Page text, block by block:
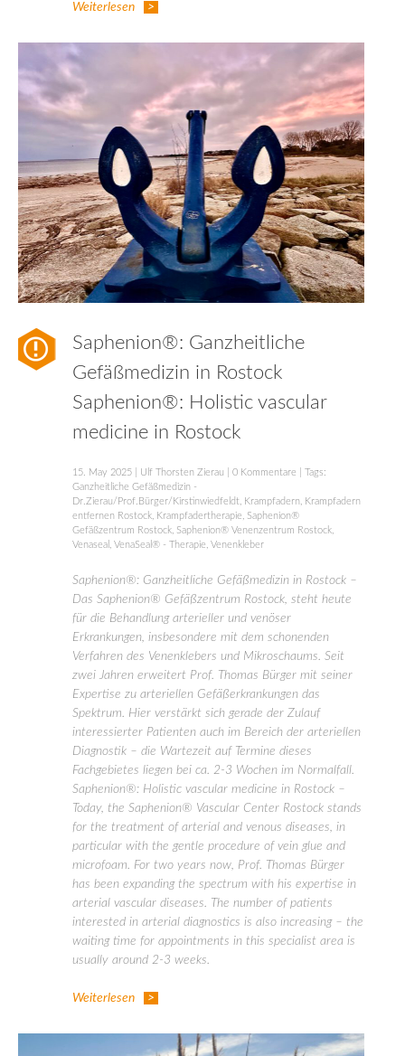
Weiterlesen
Saphenion®: Ganzheitliche
Gefäßmedizin in Rostock
Saphenion®: Holistic vascular
medicine in Rostock
15. May 2025 Ulf Thorsten Zierau 0 Kommentare | Tags:
Ganzheitliche Gefäßmedizin -
Dr.Zierau/Prof.Bürger/Kirstinwiedfeldt
Krampfadern
Krampfadern
entfernen Rostock
Krampfadertherapie
Saphenion®
Gefäßzentrum Rostock Saphenion® Venenzentrum Rostock
Venaseal
VenaSeal® - Therapie Venenkleber
Saphenion®: Ganzheitliche Gefäßmedizin in Rostock –
Das Saphenion® Gefäßzentrum Rostock, steht heute
für die Behandlung arterieller und venöser
Erkrankungen, insbesondere mit dem schonenden
Verfahren des Venenklebers und Mikroschaums. Seit
zwei Jahren erweitert Prof. Thomas Bürger mit seiner
Expertise zu arteriellen Gefäßerkrankungen das
Spektrum. Hier verstärkt sich gerade der Zulauf
interessierter Patienten auch im Bereich der arteriellen
Diagnostik – die Wartezeit auf Termine dieses
Fachgebietes liegen bei ca. 2-3 Wochen im Normalfall.
Saphenion®: Holistic vascular medicine in Rostock –
Today, the Saphenion® Vascular Center Rostock stands
for the treatment of arterial and venous diseases, in
particular with the gentle procedure of vein glue and
microfoam. For two years now, Prof. Thomas Bürger
has been expanding the spectrum with his expertise in
arterial vascular diseases. The number of patients
interested in arterial diagnostics is also increasing – the
waiting time for appointments in this specialist area is
usually around 2-3 weeks.
Weiterlesen